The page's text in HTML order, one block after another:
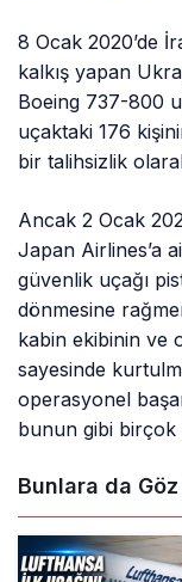
8 Ocak 2020’de
kalkış yapan
Boeing 737-800
uçaktaki 176
bir talihsizlik
Ancak 2 Ocak
Japan Airlines’a
güvenlik uçağı
dönmesine
kabin ekibinin ve
sayesinde
operasyonel
bunun gibi birçok
Bunlara da